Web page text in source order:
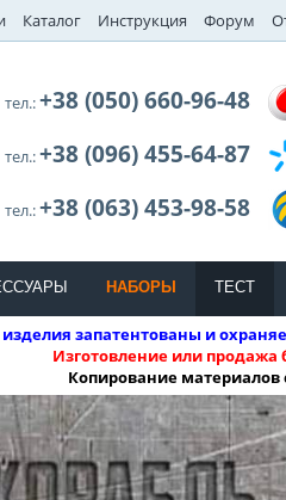
Каталог Инструкция Форум
тел.:+38 (050) 660-96-48
тел.:+38 (096) 455-64-87
тел.:+38 (063) 453-98-58
НАБОРЫ ТЕСТ
запатентованы и
Изготовление или
Копирование